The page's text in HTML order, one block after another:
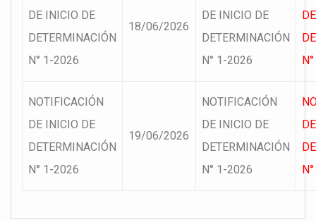
DE INICIO DE
DETERMINACIÓN
N° 1-2026
18/06/2026
DE INICIO DE
DETERMINACIÓN
N° 1-2026
NOTIFICACIÓN
DE INICIO DE
DETERMINACIÓN
N° 1-2026
19/06/2026
NOTIFICACIÓN
DE INICIO DE
DETERMINACIÓN
N° 1-2026